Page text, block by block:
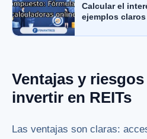
Calcular el
ejemplos claros
Ventajas y
invertir en REITs
Las ventajas son claras: